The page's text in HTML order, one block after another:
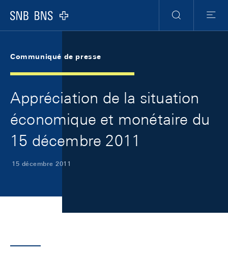
Logo
RechercheMenu
Communiqué de presse
Appréciation de la situation
économique et monétaire du
15 décembre 2011
15 décembre 2011